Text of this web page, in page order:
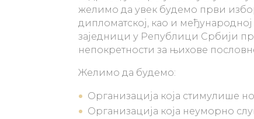
желимо да увек будемо први
дипломатској, као и
заједници у Републици Србији
непокретности за њихове
Желимо да будемо:
Организација која стимулише
Организација која неуморно